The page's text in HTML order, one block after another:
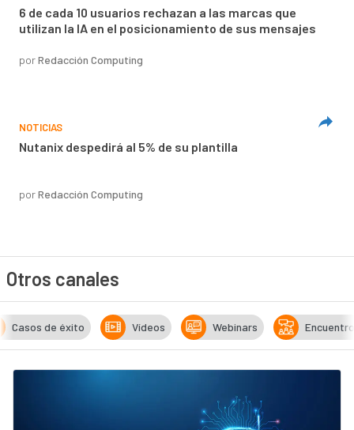
6 de cada 10 usuarios rechazan a las marcas que
utilizan la IA en el posicionamiento de sus mensajes
porRedacción Computing
NOTICIAS
Nutanix despedirá al 5% de su plantilla
porRedacción Computing
Otros canales
Casos de éxito Vídeos Webinars